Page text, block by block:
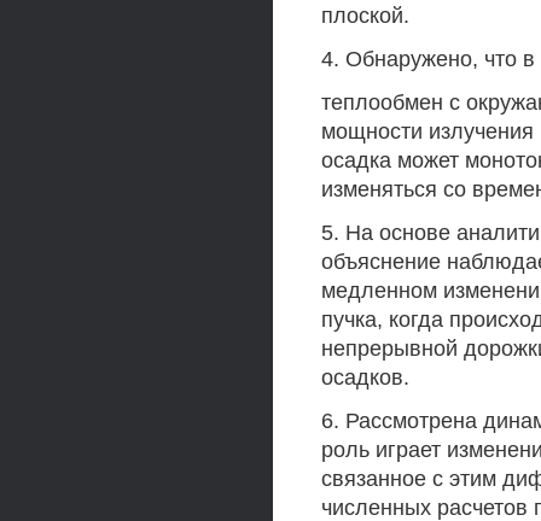
плоской.
4. Обнаружено, что в
теплообмен с
мощности излучения
осадка может
изменяться со
5. На основе
объяснение
медленном
пучка, когда
непрерывной
осадков.
6. Рассмотрена
роль играет
связанное с этим
численных расчетов